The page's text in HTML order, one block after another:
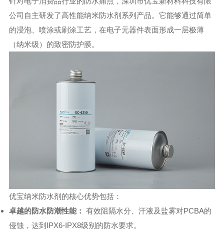
公司自主研发了高性能纳米防水剂系列产品。它能够通过简单
的浸泡、喷涂或刷涂工艺，在电子元器件表面形成一层极薄
（纳米级）的致密防护膜。
优宝纳米防水剂的核心优势包括：
卓越的防水防潮性能： 有效阻隔水分、汗液及盐雾对PCBA的
侵蚀，达到IPX6-IPX8级别的防水要求。